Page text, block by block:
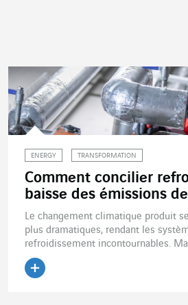
ENERGY TRANSFORMATION
Comment concilier
baisse des émissions
Le changement climatique produit
plus dramatiques, rendant les
refroidissement incontournables.